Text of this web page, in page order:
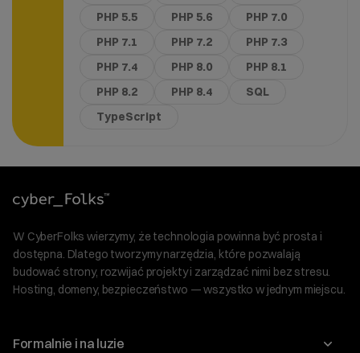
PHP 5.5
PHP 5.6
PHP 7.0
PHP 7.1
PHP 7.2
PHP 7.3
PHP 7.4
PHP 8.0
PHP 8.1
PHP 8.2
PHP 8.4
SQL
TypeScript
W CyberFolks wierzymy, że technologia powinna być prosta i
dostępna. Dlatego tworzymy narzędzia, które pozwalają
budować strony, rozwijać projekty i zarządzać nimi bez stresu.
Hosting, domeny, bezpieczeństwo — wszystko w jednym miejscu.
Formalnie i na luzie